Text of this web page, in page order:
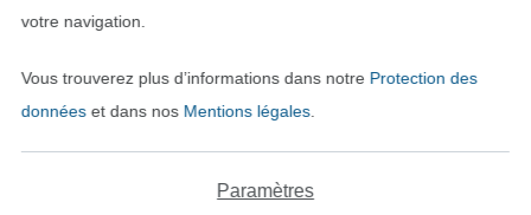
votre navigation.
Vous trouverez plus d’informations dans notre Protection des
donnéeset dans nos Mentions légales.
Paramètres